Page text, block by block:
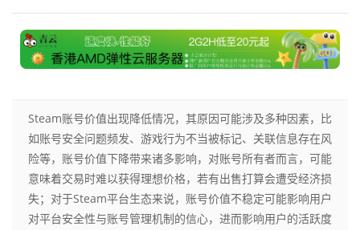
Steam账号价值出现降低情况，其原因可能涉及多种因素，比
如账号安全问题频发、游戏行为不当被标记、关联信息存在风
险等，账号价值下降带来诸多影响，对账号所有者而言，可能
意味着交易时难以获得理想价格，若有出售打算会遭受经济损
失；对于Steam平台生态来说，账号价值不稳定可能影响用户
对平台安全性与账号管理机制的信心，进而影响用户的活跃度